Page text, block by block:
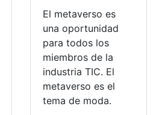
El metaverso es
una oportunidad
para todos los
miembros de la
industria TIC. El
metaverso es el
tema de moda.